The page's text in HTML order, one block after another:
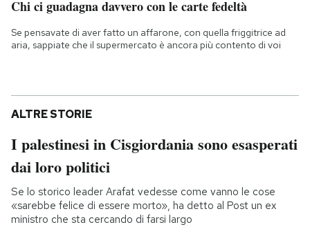
Chi ci guadagna davvero con le carte fedeltà
Se pensavate di aver fatto un affarone, con quella friggitrice ad
aria, sappiate che il supermercato è ancora più contento di voi
ALTRE STORIE
I palestinesi in Cisgiordania sono esasperati
dai loro politici
Se lo storico leader Arafat vedesse come vanno le cose
«sarebbe felice di essere morto», ha detto al Post un ex
ministro che sta cercando di farsi largo